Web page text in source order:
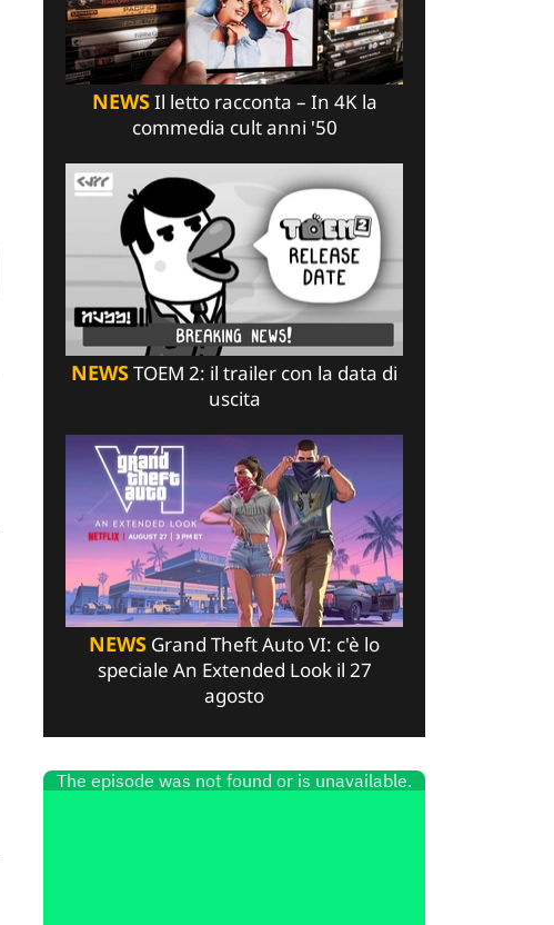
NEWSIl letto racconta – In 4K la
commedia cult anni '50
NEWSTOEM 2: il trailer con la data di
uscita
NEWS Grand Theft Auto VI: c'è lo
speciale An Extended Look il 27
agosto